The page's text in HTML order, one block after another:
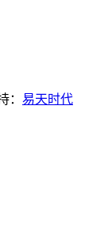
： 易天时代